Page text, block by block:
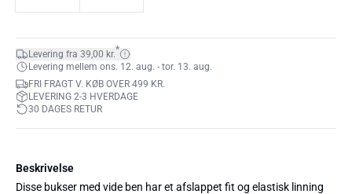
Levering fra 39,00 kr.*
Levering mellem ons. 12. aug. - tor. 13. aug.
FRI FRAGT V. KØB OVER 499 KR.
LEVERING 2-3 HVERDAGE
30 DAGES RETUR
Beskrivelse
Disse bukser med vide ben har et afslappet fit og elastisk linning